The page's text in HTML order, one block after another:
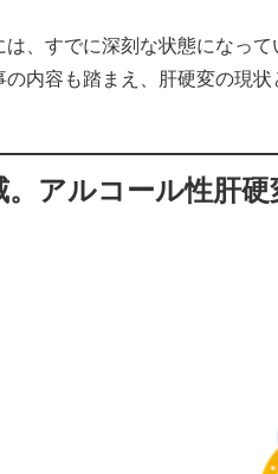
は、すでに深刻な状態になっ
内容も踏まえ、肝硬変の現
アルコール性肝